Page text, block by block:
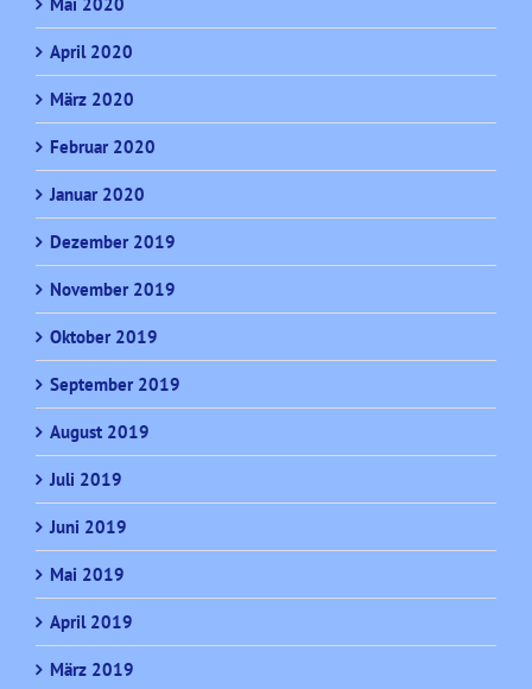
April 2020
März 2020
Februar 2020
Januar 2020
Dezember 2019
November 2019
Oktober 2019
September 2019
August 2019
Juli 2019
Juni 2019
Mai 2019
April 2019
März 2019